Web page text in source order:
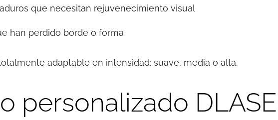
que necesitan rejuvenecimiento visual
han perdido borde o forma
adaptable en intensidad: suave, media o alta.
personalizado